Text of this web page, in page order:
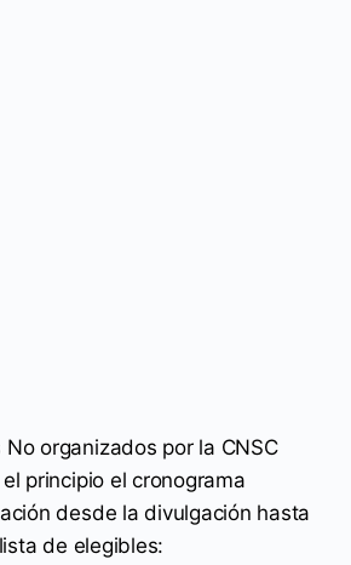
organizados por la CNSC
principio el cronograma
desde la divulgación hasta
de elegibles: